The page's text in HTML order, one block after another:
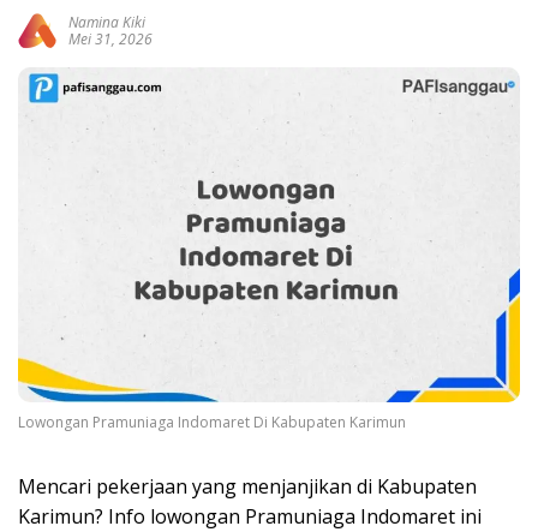
Namina Kiki
Mei 31, 2026
Lowongan Pramuniaga Indomaret Di Kabupaten Karimun
Mencari pekerjaan yang menjanjikan di Kabupaten
Karimun? Info lowongan Pramuniaga Indomaret ini